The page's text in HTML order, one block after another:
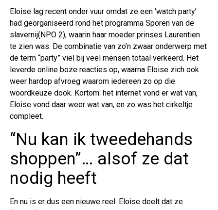
Eloise lag recent onder vuur omdat ze een ‘watch party’
had georganiseerd rond het programma Sporen van de
slavernij(NPO 2), waarin haar moeder prinses Laurentien
te zien was. De combinatie van zo’n zwaar onderwerp met
de term “party” viel bij veel mensen totaal verkeerd. Het
leverde online boze reacties op, waarna Eloise zich ook
weer hardop afvroeg waarom iedereen zo op die
woordkeuze dook. Kortom: het internet vond er wat van,
Eloise vond daar weer wat van, en zo was het cirkeltje
compleet.
“Nu kan ik tweedehands
shoppen”… alsof ze dat
nodig heeft
En nu is er dus een nieuwe reel. Eloise deelt dat ze